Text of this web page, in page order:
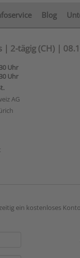
Blog
2-tägig (CH) |
Uhr
Uhr
AG
ein kostenloses